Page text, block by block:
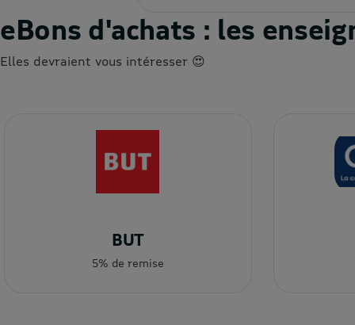
eBons d'achats : les
Elles devraient vous intéresser 😍
BUT
5% de remise